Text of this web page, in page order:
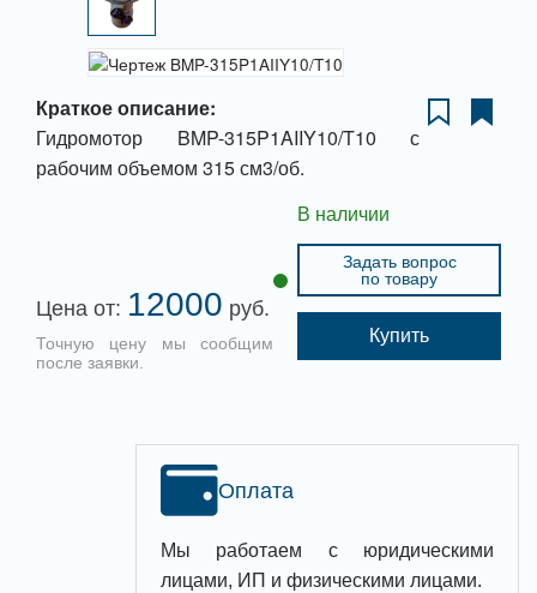
Краткое описание:
Гидромотор BMP-315P1AIIY10/T10 с
рабочим объемом 315 см3/об.
Цена от: 12000 руб.
Точную цену мы сообщим
после заявки.
В наличии
Задать вопрос
по товару
Купить
Оплата
Мы работаем с юридическими
лицами, ИП и физическими лицами.